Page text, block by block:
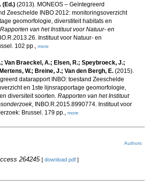
(Ed.) (2013). MONEOS – Geïntegreerd
Zeeschelde INBO 2012: monitoringsoverzicht
geomorfologie, diverstiteit habitats en
Rapporten van het Instituut voor Natuur- en
Instituut voor Natuur- en
102 pp., more
Van Braeckel, A.; Elsen, R.; Speybroeck, J.;
W.; Breine, J.; Van den Bergh, E. (2015).
datarapport INBO: toestand Zeeschelde
en 1ste lijnsrapportage geomorfologie,
diversiteit soorten. Rapporten van het Instituut
, INBO.R.2015.8990774. Instituut voor
Brussel. 179 pp., more
Authors
264245 [ download pdf ]